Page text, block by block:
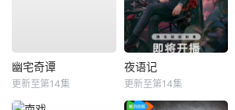
幽宅奇谭
更新至第14集
夜语记
更新至第14集